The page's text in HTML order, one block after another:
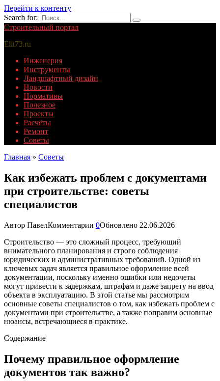
Перейти к контенту
Search for:
Строительный портал
Elit73.ru
Инженерия
Инструменты
Ландшафтный дизайн
Новости
Нормативы
Полезное
Проекты
Расчёты
Ремонт
Советы
Главная » Советы
Как избежать проблем с документами
при строительстве: советы
специалистов
Автор ПавелКомментарии 0Обновлено 22.06.2026
Строительство — это сложный процесс, требующий
внимательного планирования и строго соблюдения
юридических и административных требований. Одной из
ключевых задач является правильное оформление всей
документации, поскольку именно ошибки или недочеты
могут привести к задержкам, штрафам и даже запрету на ввод
объекта в эксплуатацию. В этой статье мы рассмотрим
основные советы специалистов о том, как избежать проблем с
документами при строительстве, а также поправим основные
нюансы, встречающиеся в практике.
Содержание
Почему правильное оформление
документов так важно?